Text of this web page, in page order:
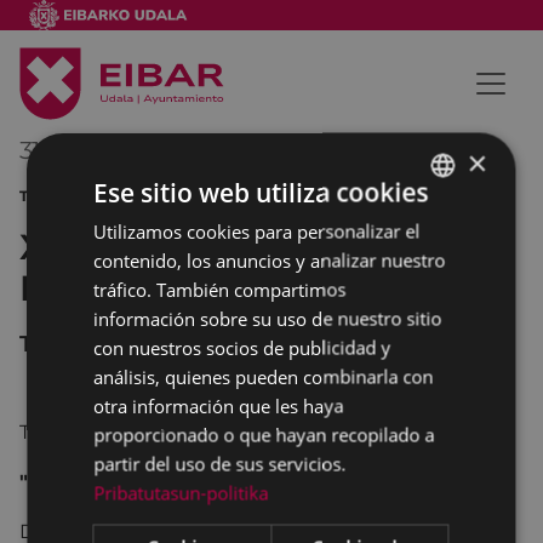
31/03/2012
TEATRO
XXXV Jornadas de Teatro de
Eibar
Teatro Coliseo
Ttanttaka Teatroa. Gipuzkoa
"IPAR HAIZEAREN KONTRA"
Daniel Glattauer
BASQUE
SPANISH
×
Ese sitio web utiliza cookies
Utilizamos cookies para personalizar el
contenido, los anuncios y analizar nuestro
tráfico. También compartimos
información sobre su uso de nuestro sitio
con nuestros socios de publicidad y
análisis, quienes pueden combinarla con
otra información que les haya
proporcionado o que hayan recopilado a
partir del uso de sus servicios.
Pribatutasun-politika